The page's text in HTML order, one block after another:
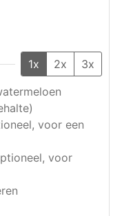
1x 2x
3x
voor een
voor